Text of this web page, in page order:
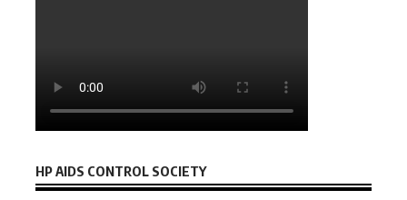
HP AIDS CONTROL SOCIETY